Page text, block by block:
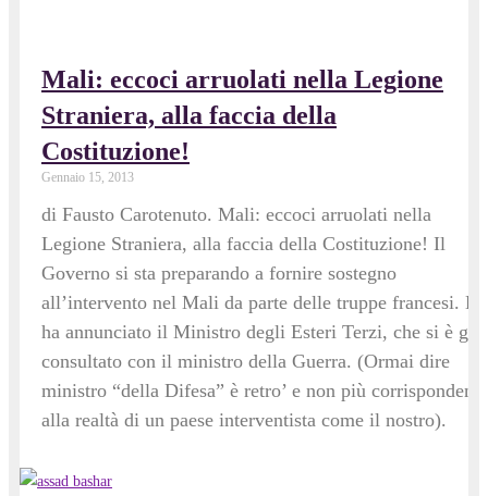
Mali: eccoci arruolati nella Legione
Straniera, alla faccia della
Costituzione!
Gennaio 15, 2013
di Fausto Carotenuto. Mali: eccoci arruolati nella
Legione Straniera, alla faccia della Costituzione! Il
Governo si sta preparando a fornire sostegno
all’intervento nel Mali da parte delle truppe francesi. Lo
ha annunciato il Ministro degli Esteri Terzi, che si è già
consultato con il ministro della Guerra. (Ormai dire
ministro “della Difesa” è retro’ e non più corrispondente
alla realtà di un paese interventista come il nostro).